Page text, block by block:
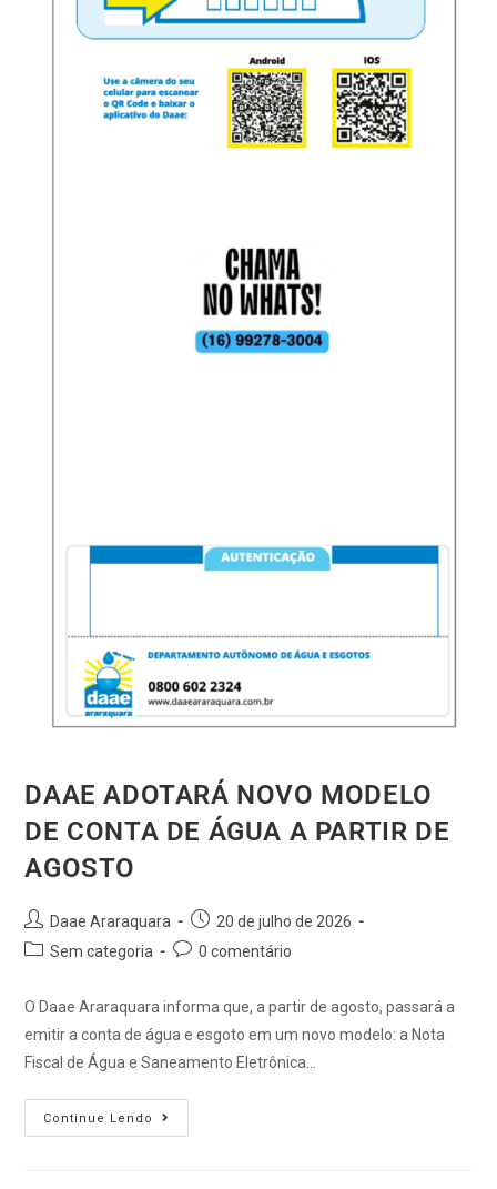
DAAE ADOTARÁ NOVO MODELO
DE CONTA DE ÁGUA A PARTIR DE
AGOSTO
Daae Araraquara
20 de julho de 2026
Sem categoria
0 comentário
O Daae Araraquara informa que, a partir de agosto, passará a
emitir a conta de água e esgoto em um novo modelo: a Nota
Fiscal de Água e Saneamento Eletrônica…
Continue Lendo